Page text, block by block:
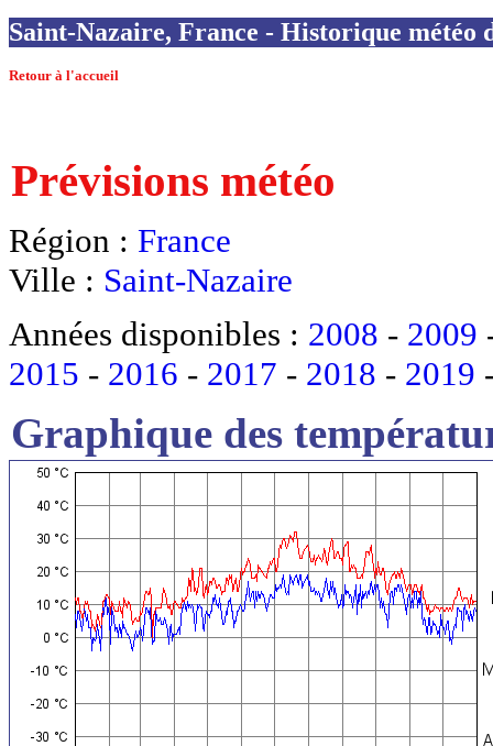
Saint-Nazaire, France - Historique météo
Retour à l'accueil
Prévisions météo
Région : France
Ville : Saint-Nazaire
Années disponibles : 2008 - 2009
2015 - 2016 - 2017 - 2018 - 2019
Graphique des